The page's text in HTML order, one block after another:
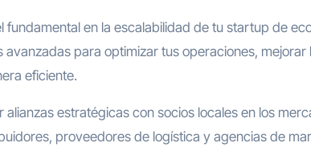
fundamental en la escalabilidad de tu startup de
avanzadas para optimizar tus operaciones,
eficiente.
alianzas estratégicas con socios locales en los
proveedores de logística y agencias de